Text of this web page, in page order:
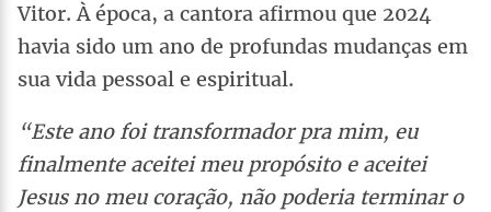
Vitor. À época, a cantora afirmou que 2024
havia sido um ano de profundas mudanças em
sua vida pessoal e espiritual.
“Este ano foi transformador pra mim, eu
finalmente aceitei meu propósito e aceitei
Jesus no meu coração, não poderia terminar o